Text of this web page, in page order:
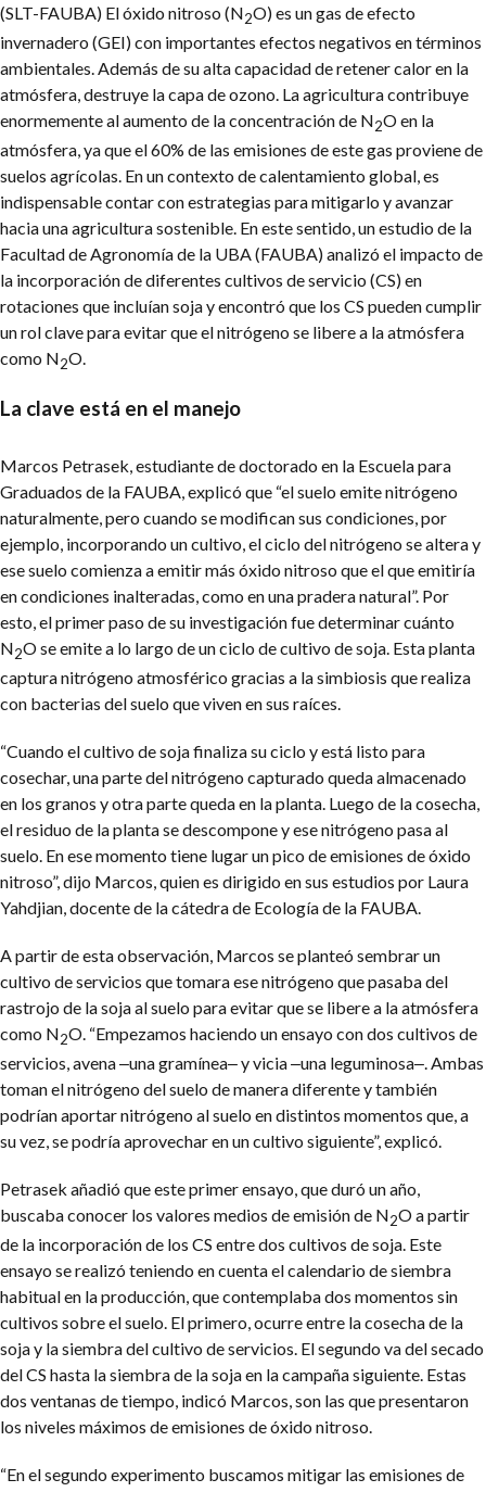
(SLT-FAUBA) El óxido nitroso (N2O) es un gas de efecto
invernadero (GEI) con importantes efectos negativos en términos
ambientales. Además de su alta capacidad de retener calor en la
atmósfera, destruye la capa de ozono. La agricultura contribuye
enormemente al aumento de la concentración de N2O en la
atmósfera, ya que el 60% de las emisiones de este gas proviene de
suelos agrícolas. En un contexto de calentamiento global, es
indispensable contar con estrategias para mitigarlo y avanzar
hacia una agricultura sostenible. En este sentido, un estudio de la
Facultad de Agronomía de la UBA (FAUBA) analizó el impacto de
la incorporación de diferentes cultivos de servicio (CS) en
rotaciones que incluían soja y encontró que los CS pueden cumplir
un rol clave para evitar que el nitrógeno se libere a la atmósfera
como N2O.
La clave está en el manejo
Marcos Petrasek, estudiante de doctorado en la Escuela para
Graduados de la FAUBA, explicó que “el suelo emite nitrógeno
naturalmente, pero cuando se modifican sus condiciones, por
ejemplo, incorporando un cultivo, el ciclo del nitrógeno se altera y
ese suelo comienza a emitir más óxido nitroso que el que emitiría
en condiciones inalteradas, como en una pradera natural”. Por
esto, el primer paso de su investigación fue determinar cuánto
N2O se emite a lo largo de un ciclo de cultivo de soja. Esta planta
captura nitrógeno atmosférico gracias a la simbiosis que realiza
con bacterias del suelo que viven en sus raíces.
“Cuando el cultivo de soja finaliza su ciclo y está listo para
cosechar, una parte del nitrógeno capturado queda almacenado
en los granos y otra parte queda en la planta. Luego de la cosecha,
el residuo de la planta se descompone y ese nitrógeno pasa al
suelo. En ese momento tiene lugar un pico de emisiones de óxido
nitroso”, dijo Marcos, quien es dirigido en sus estudios por Laura
Yahdjian, docente de la cátedra de Ecología de la FAUBA.
A partir de esta observación, Marcos se planteó sembrar un
cultivo de servicios que tomara ese nitrógeno que pasaba del
rastrojo de la soja al suelo para evitar que se libere a la atmósfera
como N2O. “Empezamos haciendo un ensayo con dos cultivos de
servicios, avena ‒una gramínea‒ y vicia ‒una leguminosa‒. Ambas
toman el nitrógeno del suelo de manera diferente y también
podrían aportar nitrógeno al suelo en distintos momentos que, a
su vez, se podría aprovechar en un cultivo siguiente”, explicó.
Petrasek añadió que este primer ensayo, que duró un año,
buscaba conocer los valores medios de emisión de N2O a partir
de la incorporación de los CS entre dos cultivos de soja. Este
ensayo se realizó teniendo en cuenta el calendario de siembra
habitual en la producción, que contemplaba dos momentos sin
cultivos sobre el suelo. El primero, ocurre entre la cosecha de la
soja y la siembra del cultivo de servicios. El segundo va del secado
del CS hasta la siembra de la soja en la campaña siguiente. Estas
dos ventanas de tiempo, indicó Marcos, son las que presentaron
los niveles máximos de emisiones de óxido nitroso.
“En el segundo experimento buscamos mitigar las emisiones de